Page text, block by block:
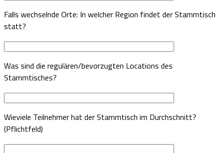
Falls wechselnde Orte: In welcher Region findet der Stammtisch
statt?
Was sind die regulären/bevorzugten Locations des
Stammtisches?
Wieviele Teilnehmer hat der Stammtisch im Durchschnitt?
(Pflichtfeld)